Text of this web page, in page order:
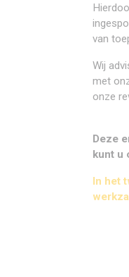
van
Wij
met
onze
Deze
kunt u
In het